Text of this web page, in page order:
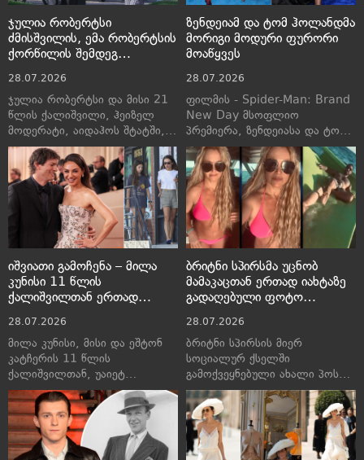
ჯულია რობერტსი
ძმისშვილის, ემა რობერტსის
ქორწილის შემდეგ
გამოჩნდა – ქორწილს არ
დასწრებია ემას მამა და
ჯულიას ძმა
28.07.2026
ჯულია რობერტსი და მისი 21
წლის ქალიშვილი, ჰეიზელ
მოდერატი, აიდაჰოს შტატში,
სან-ველიში სეირნობისას
დააფიქსირეს, რაც
საზოგადოების წინაშე დედა-
შვილის გამოჩენის ერთ-ერთი
იშვიათი შემთხვევაა.
ზენდეიამ და ტომ ჰოლანდმა
მორიგი მოდური ფურორი
მოაწყვეს
28.07.2026
ფილმის - Spider-Man: Brand
New Day მსოფლიო
პრემიერა, ზენდეიასა და ტომ
ჰოლანდის მოდურ სანახაობად
იქცა.
იშვიათი გამოჩენა – მილა
კუნისი 11 წლის
ქალიშვილთან ერთად
28.07.2026
მილა კუნისი, მისი და ეშტონ
კატჩერის 11 წლის
ქალიშვილთან, უაიეტ
იზაბელთან ერთად,
პაპარაცებმა ლოს-ანჯელესში,
ვან ნაისის რაიონში
სეირნობისა და რესტორნიდან
გამოსვლისას დააფიქსირეს.
ბრიტნი სპირსმა უცნობ
მამაკაცთან ერთად იახტაზე
გადაღებული ფოტო
28.07.2026
ბრიტნი სპირსის მიერ
სოციალურ ქსელში
გამოქვეყნებული ახალი პოსტი,
სადაც ის სამომავლო გეგმებზე
საუბრობს, განხილვის თემა
გახდა.